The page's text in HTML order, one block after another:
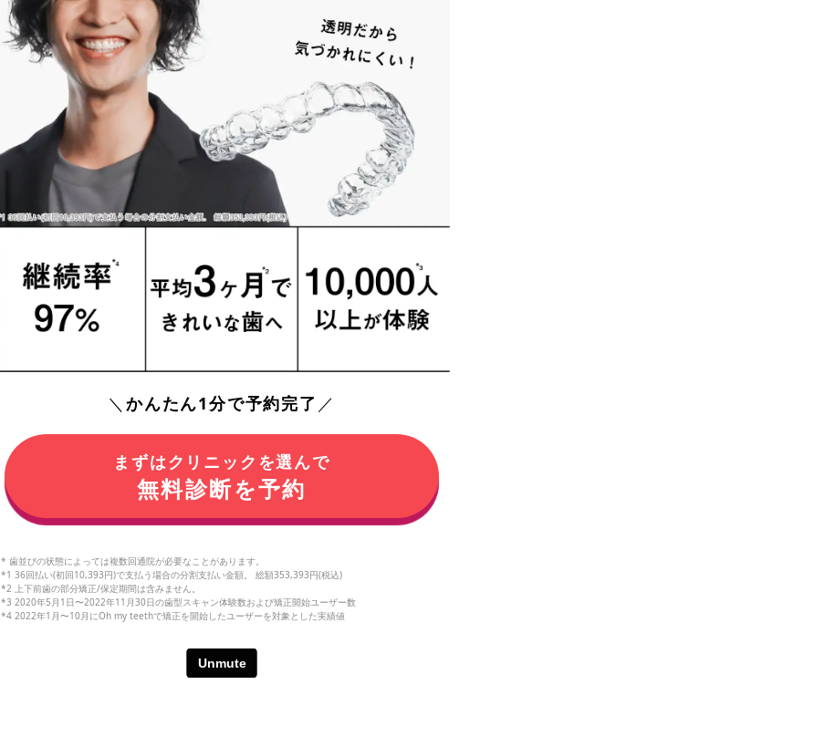
＼かんたん1分で予約完了 ／
まずはクリニックを選んで
無料診断を予約
* 歯並びの状態によっては複数回通院が必要なことがあります。
*1 36回払い(初回10,393円)で支払う場合の分割支払い金額。 総額353,393円(税込)
*2 上下前歯の部分矯正/保定期間は含みません。
*3 2020年5月1日〜2022年11月30日の歯型スキャン体験数および矯正開始ユーザー数
*4 2022年1月〜10月にOh my teethで矯正を開始したユーザーを対象とした実績値